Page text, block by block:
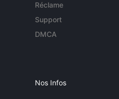
Réclame
Support
DMCA
Nos Infos